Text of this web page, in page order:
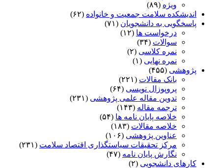
ویژه (۸۹)
اندیشکده سلامت جمعیت و خانواده (۶۲)
پاسخگویی به دانشجویان (۷۱)
درخواست ها (۱۲)
سوالات (۳۴)
نمره کلاسی (۲)
نمره نهایی (۱)
پژوهشی (۴۵۵)
بانک مقالات (۲۲۱)
پروپوزال نویسی (۶۴)
تدوین مقاله علمی پژوهشی (۲۳۱)
ترجمه مقاله (۱۴۳)
خلاصه پایان نامه ها (۵۴)
خلاصه مقالات (۱۸۳)
عناوین پژوهشی (۱۰۶)
مرکز تحقیقات سیاستگذاری اقتصاد سلامت (۲۳۱)
نگارش پایان نامه (۴۷)
کارهای دانشجویی (۲)